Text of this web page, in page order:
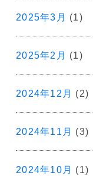
2025年3月 (1)
2025年2月 (1)
2024年12月 (2)
2024年11月 (3)
2024年10月 (1)